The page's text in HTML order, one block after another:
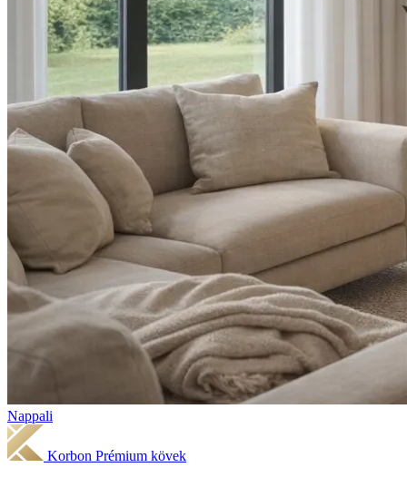
Nappali
Korbon Prémium kövek